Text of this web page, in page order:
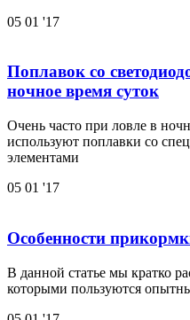
05 01 '17
Поплавок со
ночное время суток
Очень часто при ловле в
используют поплавки со
элементами
05 01 '17
Особенности
В данной статье мы кратко
которыми пользуются